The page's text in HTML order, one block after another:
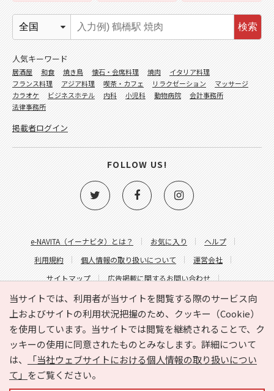
当サイトでは、利用者が当サイトを閲覧する際のサービス向
上およびサイトの利用状況把握のため、クッキー（Cookie）
を使用しています。当サイトでは閲覧を継続されることで、ク
ッキーの使用に同意されたものとみなします。詳細について
は、
「当社ウェブサイトにおける個人情報の取り扱いについ
て」 をご覧ください。
e-NAVITA（イーナビタ）とは？ お気に入り
ヘルプ
利用規約
個人情報の取り扱いについて
運営会社
サイトマップ
広告掲載に関するお問い合わせ
サイトの内容に関するお問い合わせ
検索
人気キーワード
居酒屋 和食 焼き鳥 懐石・会席料理 焼肉
イタリア料理
フランス料理
アジア料理 喫茶・カフェ リラクゼーション
マッサージ
カラオケ
ビジネスホテル 内科 小児科 動物病院
会計事務所
法律事務所
掲載者ログイン
FOLLOW US!
Copyright © HYOJITO.Co.,Ltd. All Rights Reserved.